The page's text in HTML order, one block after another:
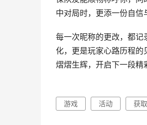
中对局时，更添一份自信
每一次昵称的更改，都记
化，更是玩家心路历程的
熠熠生辉，开启下一段精
游戏 活动 获取